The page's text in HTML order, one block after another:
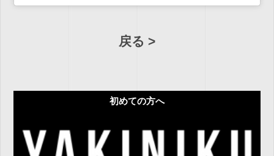
戻る
初めての方へ